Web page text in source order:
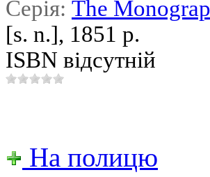
Серія: The
[s. n.], 1851 р.
ISBN відсутній
На полицю